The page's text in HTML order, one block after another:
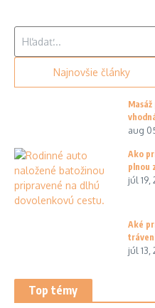
Najnovšie články
aug
Ako
plnou
júl 19,
Aké
júl 13,
Top témy